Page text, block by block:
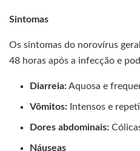
Sintomas
Os sintomas do norovírus
48 horas após a infecção e
Diarreia:Aquosa e
Vômitos: Intensos e
Dores abdominais:
Náuseas